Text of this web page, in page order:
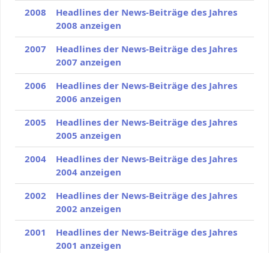
2008
Headlines der News-Beiträge des Jahres
2008 anzeigen
2007
Headlines der News-Beiträge des Jahres
2007 anzeigen
2006
Headlines der News-Beiträge des Jahres
2006 anzeigen
2005
Headlines der News-Beiträge des Jahres
2005 anzeigen
2004
Headlines der News-Beiträge des Jahres
2004 anzeigen
2002
Headlines der News-Beiträge des Jahres
2002 anzeigen
2001
Headlines der News-Beiträge des Jahres
2001 anzeigen